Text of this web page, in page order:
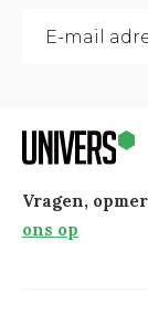
Vragen,
ons op